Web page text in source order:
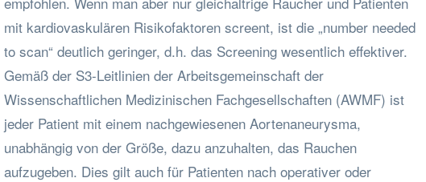
mit kardiovaskulären Risikofaktoren screent, ist die „number needed
to scan“ deutlich geringer, d.h. das Screening wesentlich effektiver.
Gemäß der S3-Leitlinien der Arbeitsgemeinschaft der
Wissenschaftlichen Medizinischen Fachgesellschaften (AWMF) ist
jeder Patient mit einem nachgewiesenen Aortenaneurysma,
unabhängig von der Größe, dazu anzuhalten, das Rauchen
aufzugeben. Dies gilt auch für Patienten nach operativer oder